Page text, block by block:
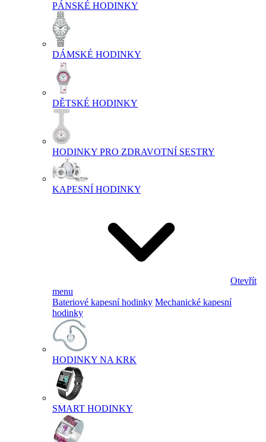
PÁNSKÉ HODINKY
DÁMSKÉ HODINKY
DĚTSKÉ HODINKY
HODINKY PRO ZDRAVOTNÍ SESTRY
KAPESNÍ HODINKY
Otevřít
menu
Bateriové kapesní hodinky Mechanické kapesní
hodinky
HODINKY NA KRK
SMART HODINKY